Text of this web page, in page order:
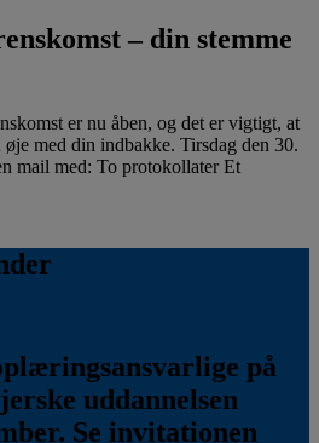
– din stemme
er nu åben, og det er vigtigt, at
med din indbakke. Tirsdag den 30.
mail med: To protokollater Et
på
uddannelsen
Se invitationen